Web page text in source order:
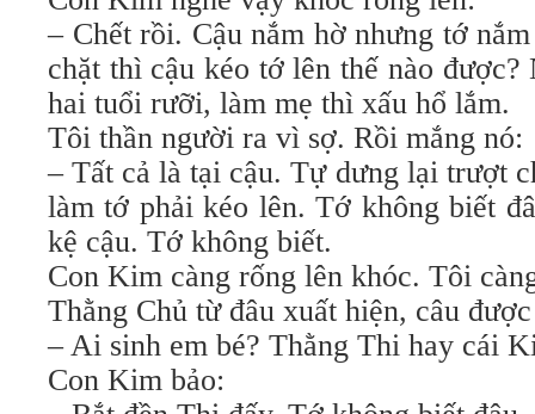
– Chết rồi. Cậu nắm hờ nhưng tớ
chặt thì cậu kéo tớ lên thế nào
hai tuổi rưỡi, làm mẹ thì xấu hổ lắm.
Tôi thần người ra vì sợ. Rồi mắng nó:
– Tất cả là tại cậu. Tự dưng lại trượt
làm tớ phải kéo lên. Tớ không biết
kệ cậu. Tớ không biết.
Con Kim càng rống lên khóc. Tôi
Thằng Chủ từ đâu xuất hiện, câu
– Ai sinh em bé? Thằng Thi hay cái
Con Kim bảo: